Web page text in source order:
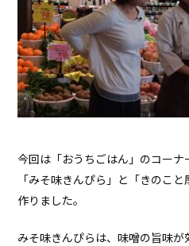
今回は「おうちごはん」のコーナ
「みそ味きんぴら」と「きのこ
作りました。
みそ味きんぴらは、味噌の旨味